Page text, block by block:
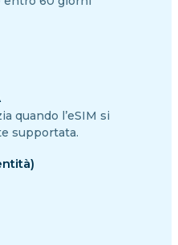
quando l’eSIM si
supportata.